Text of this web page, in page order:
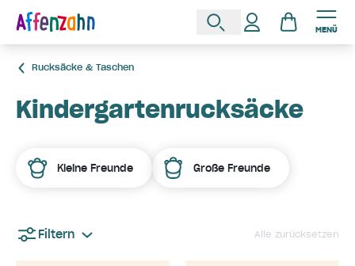
MENÜ
Rucksäcke & Taschen
Kindergartenrucksäcke
Kleine Freunde Große Freunde
Filtern Alle zurücksetzen